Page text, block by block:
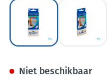
View larger image
View
Niet beschikbaar